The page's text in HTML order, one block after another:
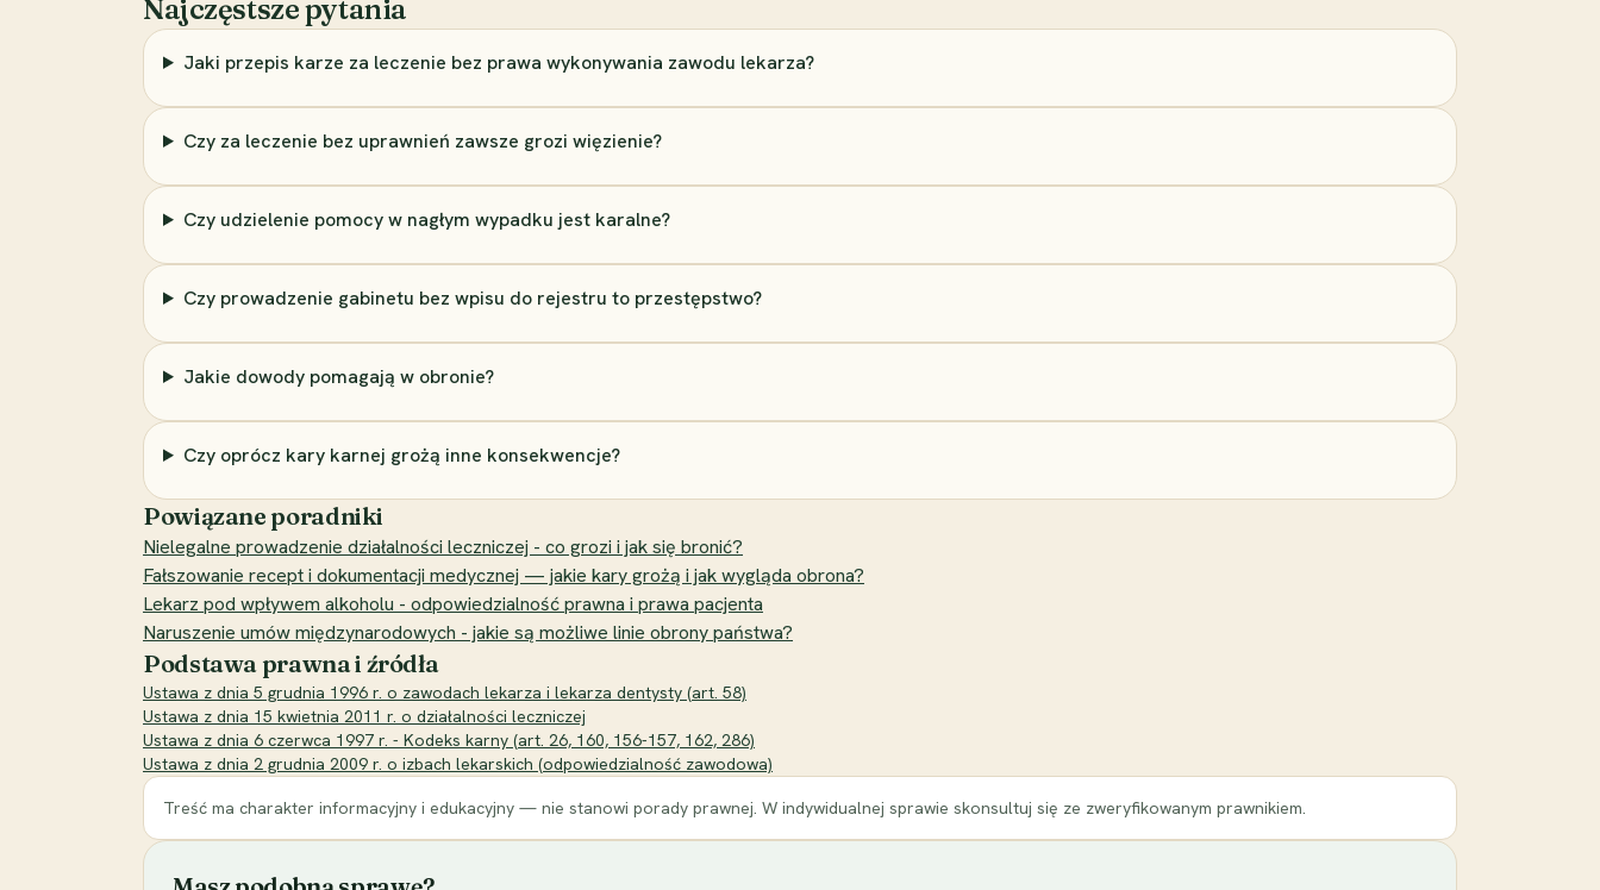
Najczęstsze pytania
Jaki przepis karze za leczenie bez prawa wykonywania zawodu lekarza?
Czy za leczenie bez uprawnień zawsze grozi więzienie?
Czy udzielenie pomocy w nagłym wypadku jest karalne?
Czy prowadzenie gabinetu bez wpisu do rejestru to przestępstwo?
Jakie dowody pomagają w obronie?
Czy oprócz kary karnej grożą inne konsekwencje?
Powiązane poradniki
Nielegalne prowadzenie działalności leczniczej - co grozi i jak się bronić?
Fałszowanie recept i dokumentacji medycznej — jakie kary grożą i jak wygląda obrona?
Lekarz pod wpływem alkoholu - odpowiedzialność prawna i prawa pacjenta
Naruszenie umów międzynarodowych - jakie są możliwe linie obrony państwa?
Podstawa prawna i źródła
Ustawa z dnia 5 grudnia 1996 r. o zawodach lekarza i lekarza dentysty (art. 58)
Ustawa z dnia 15 kwietnia 2011 r. o działalności leczniczej
Ustawa z dnia 6 czerwca 1997 r. - Kodeks karny (art. 26, 160, 156-157, 162, 286)
Ustawa z dnia 2 grudnia 2009 r. o izbach lekarskich (odpowiedzialność zawodowa)
Treść ma charakter informacyjny i edukacyjny — nie stanowi porady prawnej. W indywidualnej sprawie skonsultuj się ze zweryfikowanym prawnikiem.